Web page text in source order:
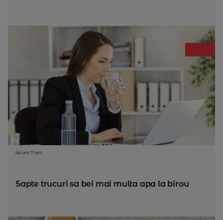
acum 7 ani
Sapte trucuri sa bei mai multa apa la birou